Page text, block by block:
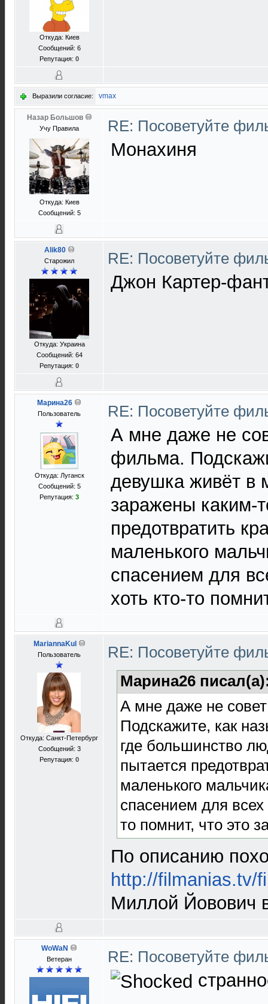
Откуда: Киев
Сообщений: 6
Репутация: 0
Выразили согласие: vmax
Назар Большов
Учу Правила
Откуда: Киев
Сообщений: 5
RE: Посоветуйте
Монахиня
Alik80
Старожил
Откуда: Украина
Сообщений: 64
Репутация: 0
RE: Посоветуйте
Джон Картер-
Марина26
Пользователь
Откуда: Луганск
Сообщений: 5
Репутация: 3
RE: Посоветуйте
А мне даже не
фильма.
девушка живёт в
заражены каким-
предотвратить
маленького
спасением для
хоть кто-то
MariannaKul
Пользователь
Откуда: Санкт-Петербург
Сообщений: 3
Репутация: 0
RE: Посоветуйте
Марина26
А мне даже не
Подскажите, как
где большинство
пытается
маленького
спасением для
то помнит, что это
По описанию
http://filmanias.tv/
Миллой Йовович
WoWaN
Ветеран RE: Посоветуйте